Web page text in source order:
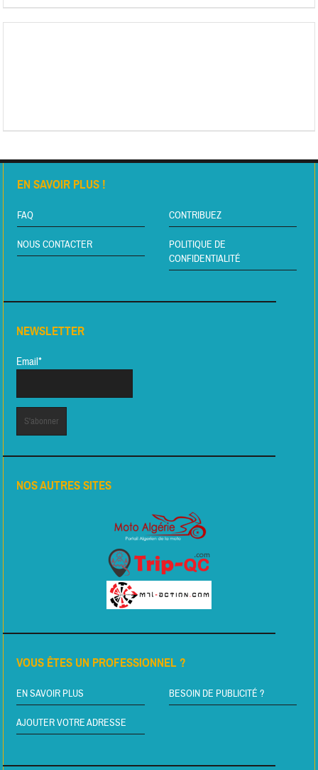
EN SAVOIR PLUS !
FAQ CONTRIBUEZ
NOUS CONTACTER
POLITIQUE DE
CONFIDENTIALITÉ
NEWSLETTER
Email*
NOS AUTRES SITES
VOUS ÊTES UN PROFESSIONNEL ?
EN SAVOIR PLUS BESOIN DE PUBLICITÉ ?
AJOUTER VOTRE ADRESSE